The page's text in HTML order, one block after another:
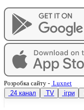
Розробка сайту - Luxnet
24 канал
TV ігри